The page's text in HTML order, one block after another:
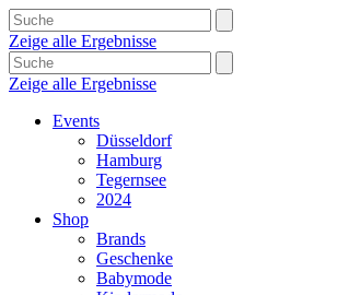
Zeige alle Ergebnisse
Zeige alle Ergebnisse
Events
Düsseldorf
Hamburg
Tegernsee
2024
Shop
Brands
Geschenke
Babymode